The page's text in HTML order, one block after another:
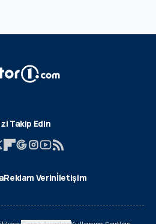
Takip Edin
Reklam Verinİletişim